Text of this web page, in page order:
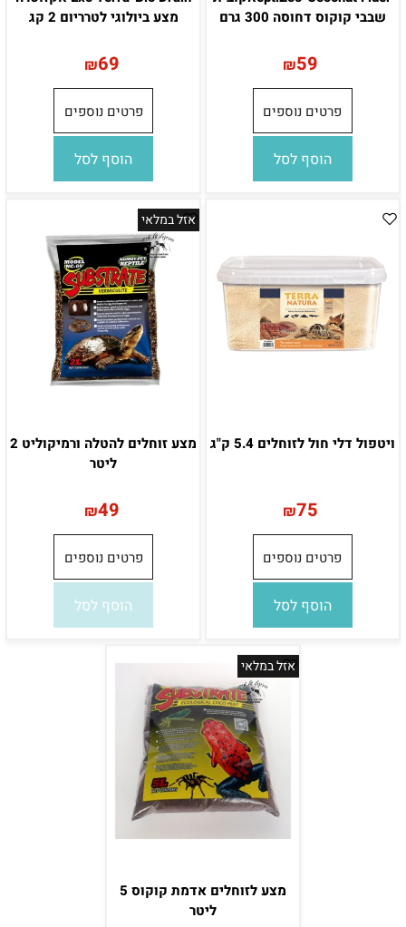
שבבי קוקוס דחוסה 300 גרם
₪59
פרטים נוספים
הוסף לסל
מצע ביולוגי לטרריום 2 קג
₪69
פרטים נוספים
הוסף לסל
ויטפול דלי חול לזוחלים 5.4 ק"ג
₪75
פרטים נוספים
הוסף לסל
אזל במלאי
מצע זוחלים להטלה ורמיקוליט 2
ליטר
₪49
פרטים נוספים
הוסף לסל
אזל במלאי
מצע לזוחלים אדמת קוקוס 5
ליטר